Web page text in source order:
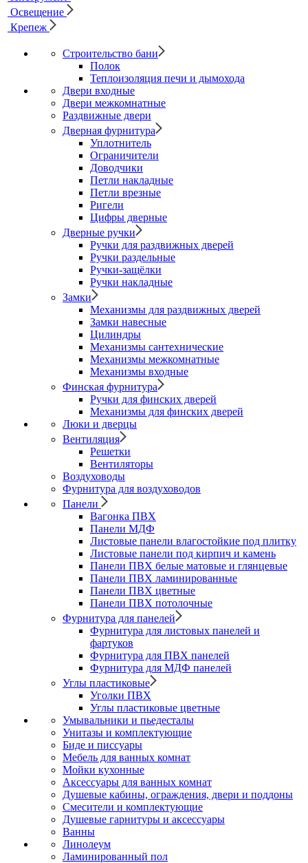
Освещение
Крепеж
Строительство бани
Полок
Теплоизоляция печи и дымохода
Двери входные
Двери межкомнатные
Раздвижные двери
Дверная фурнитура
Уплотнитель
Ограничители
Доводчики
Петли накладные
Петли врезные
Ригели
Цифры дверные
Дверные ручки
Ручки для раздвижных дверей
Ручки раздельные
Ручки-защёлки
Ручки накладные
Замки
Механизмы для раздвижных дверей
Замки навесные
Цилиндры
Механизмы сантехнические
Механизмы межкомнатные
Механизмы входные
Финская фурнитура
Ручки для финских дверей
Механизмы для финских дверей
Люки и дверцы
Вентиляция
Решетки
Вентиляторы
Воздуховоды
Фурнитура для воздуховодов
Панели
Вагонка ПВХ
Панели МДФ
Листовые панели влагостойкие под плитку
Листовые панели под кирпич и камень
Панели ПВХ белые матовые и глянцевые
Панели ПВХ ламинированные
Панели ПВХ цветные
Панели ПВХ потолочные
Фурнитура для панелей
Фурнитура для листовых панелей и
фартуков
Фурнитура для ПВХ панелей
Фурнитура для МДФ панелей
Углы пластиковые
Уголки ПВХ
Углы пластиковые цветные
Умывальники и пьедесталы
Унитазы и комплектующие
Биде и писсуары
Мебель для ванных комнат
Мойки кухонные
Аксессуары для ванных комнат
Душевые кабины, ограждения, двери и поддоны
Смесители и комплектующие
Душевые гарнитуры и аксессуары
Ванны
Линолеум
Ламинированный пол